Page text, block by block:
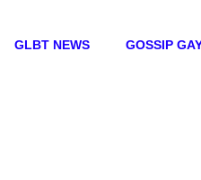
GLBT NEWS GOSSIP